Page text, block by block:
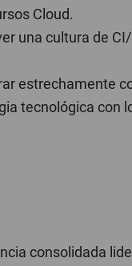
Cloud.
una cultura de
estrechamente
tecnológica con
consolidada